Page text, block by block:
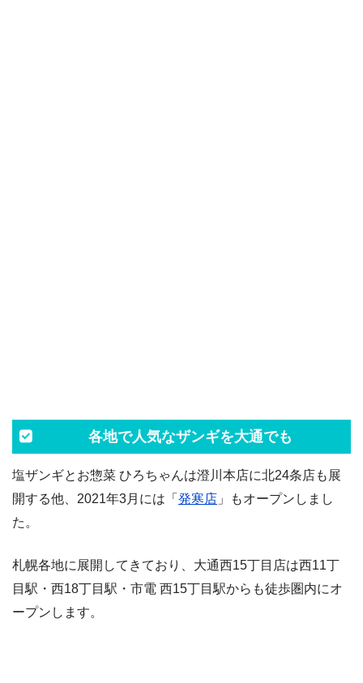
各地で人気なザンギを大通でも
塩ザンギとお惣菜 ひろちゃんは澄川本店に北24条店も展
開する他、2021年3月には「 発寒店 」もオープンしまし
た。
札幌各地に展開してきており、大通西15丁目店は西11丁
目駅・西18丁目駅・市電 西15丁目駅からも徒歩圏内にオ
ープンします。